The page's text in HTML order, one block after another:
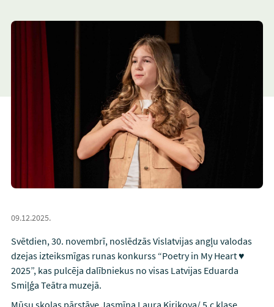
09.12.2025.
Svētdien, 30. novembrī, noslēdzās Vislatvijas angļu valodas
dzejas izteiksmīgas runas konkurss “Poetry in My Heart ♥️
2025”, kas pulcēja dalībniekus no visas Latvijas Eduarda
Smiļģa Teātra muzejā.
Mūsu skolas pārstāve Jasmīna Laura Kirikova/ 5.c klase